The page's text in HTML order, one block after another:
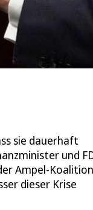
sie dauerhaft
und
Ampel-Koalition
dieser Krise